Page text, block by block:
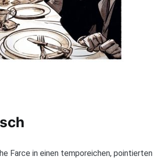
Farce in einen temporeichen, pointierten